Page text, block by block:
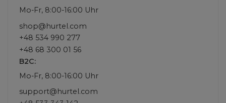
Mo-Fr, 8:00-16:00 Uhr
shop@hurtel.com
+48 534 990 277
+48 68 300 01 56
B2C:
Mo-Fr, 8:00-16:00 Uhr
support@hurtel.com